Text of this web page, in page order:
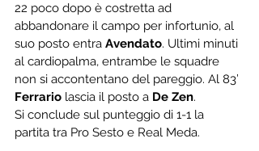
22 poco dopo è costretta ad
abbandonare il campo per infortunio, al
suo posto entra Avendato. Ultimi minuti
al cardiopalma, entrambe le squadre
non si accontentano del pareggio. Al 83’
Ferrario lascia il posto a De Zen.
Si conclude sul punteggio di 1-1 la
partita tra Pro Sesto e Real Meda.